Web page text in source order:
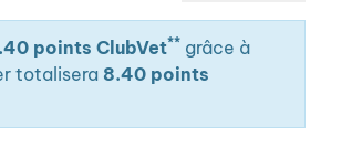
points ClubVet** grâce à
totalisera 8.40 points